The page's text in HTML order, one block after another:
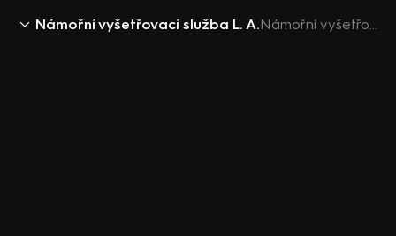
Námořní vyšetřovací služba L. A. Námořní vyšetřovací služba L. A. IX (16) - upoutávka